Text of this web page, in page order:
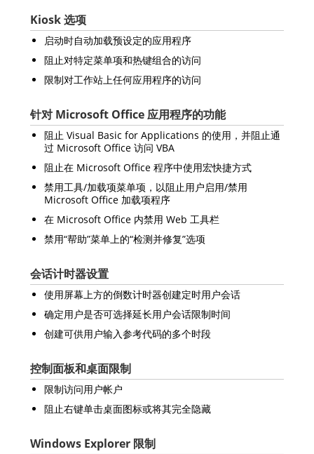
Kiosk 选项
启动时自动加载预设定的应用程序
阻止对特定菜单项和热键组合的访问
限制对工作站上任何应用程序的访问
针对 Microsoft Office 应用程序的功能
阻止 Visual Basic for Applications 的使用，并阻止通
过 Microsoft Office 访问 VBA
阻止在 Microsoft Office 程序中使用宏快捷方式
禁用工具/加载项菜单项，以阻止用户启用/禁用
Microsoft Office 加载项程序
在 Microsoft Office 内禁用 Web 工具栏
禁用“帮助”菜单上的“检测并修复”选项
会话计时器设置
使用屏幕上方的倒数计时器创建定时用户会话
确定用户是否可选择延长用户会话限制时间
创建可供用户输入参考代码的多个时段
控制面板和桌面限制
限制访问用户帐户
阻止右键单击桌面图标或将其完全隐藏
Windows Explorer 限制